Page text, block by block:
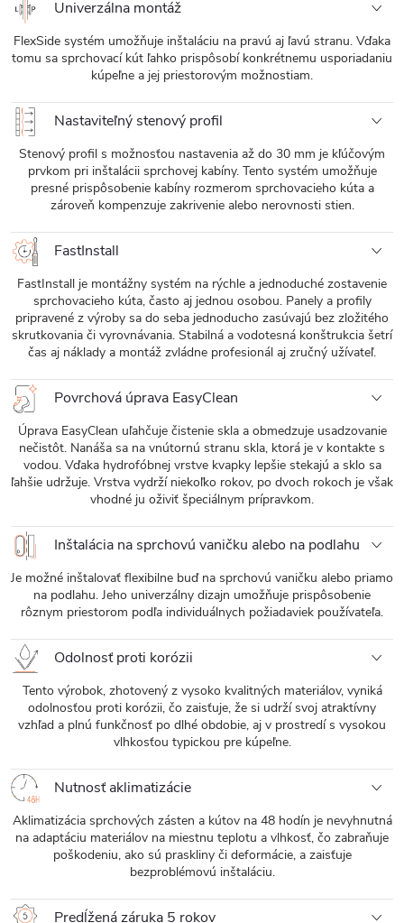
Univerzálna montáž
FlexSide systém umožňuje inštaláciu na pravú aj ľavú stranu. Vďaka
tomu sa sprchovací kút ľahko prispôsobí konkrétnemu usporiadaniu
kúpeľne a jej priestorovým možnostiam.
Nastaviteľný stenový profil
Stenový profil s možnosťou nastavenia až do 30 mm je kľúčovým
prvkom pri inštalácii sprchovej kabíny. Tento systém umožňuje
presné prispôsobenie kabíny rozmerom sprchovacieho kúta a
zároveň kompenzuje zakrivenie alebo nerovnosti stien.
FastInstall
FastInstall je montážny systém na rýchle a jednoduché zostavenie
sprchovacieho kúta, často aj jednou osobou. Panely a profily
pripravené z výroby sa do seba jednoducho zasúvajú bez zložitého
skrutkovania či vyrovnávania. Stabilná a vodotesná konštrukcia šetrí
čas aj náklady a montáž zvládne profesionál aj zručný užívateľ.
Povrchová úprava EasyClean
Úprava EasyClean uľahčuje čistenie skla a obmedzuje usadzovanie
nečistôt. Nanáša sa na vnútornú stranu skla, ktorá je v kontakte s
vodou. Vďaka hydrofóbnej vrstve kvapky lepšie stekajú a sklo sa
ľahšie udržuje. Vrstva vydrží niekoľko rokov, po dvoch rokoch je však
vhodné ju oživiť špeciálnym prípravkom.
Inštalácia na sprchovú vaničku alebo na podlahu
Je možné inštalovať flexibilne buď na sprchovú vaničku alebo priamo
na podlahu. Jeho univerzálny dizajn umožňuje prispôsobenie
rôznym priestorom podľa individuálnych požiadaviek používateľa.
Odolnosť proti korózii
Tento výrobok, zhotovený z vysoko kvalitných materiálov, vyniká
odolnosťou proti korózii, čo zaisťuje, že si udrží svoj atraktívny
vzhľad a plnú funkčnosť po dlhé obdobie, aj v prostredí s vysokou
vlhkosťou typickou pre kúpeľne.
Nutnosť aklimatizácie
Aklimatizácia sprchových zásten a kútov na 48 hodín je nevyhnutná
na adaptáciu materiálov na miestnu teplotu a vlhkosť, čo zabraňuje
poškodeniu, ako sú praskliny či deformácie, a zaisťuje
bezproblémovú inštaláciu.
Predĺžená záruka 5 rokov